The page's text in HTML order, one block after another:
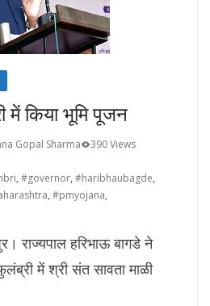
में किया भूमि पूजन
Gopal Sharma
390 Views
, #governor, #haribhaubagde,
, #pmyojana,
राज्यपाल हरिभाऊ बागडे ने
में श्री संत सावता माळी